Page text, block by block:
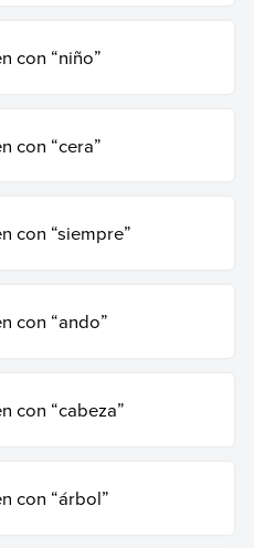
con “niño”
con “cera”
con “siempre”
con “ando”
con “cabeza”
con “árbol”